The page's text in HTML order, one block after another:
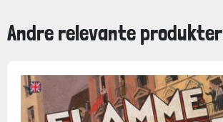
Andre relevante produkter